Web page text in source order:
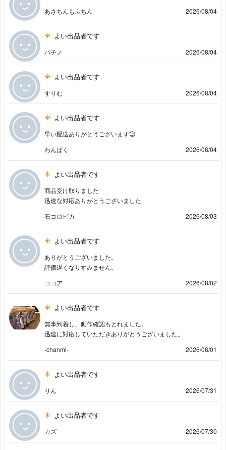
あさちんもふちん 2026/08/04
よい出品者です
パチノ 2026/08/04
よい出品者です
すりむ 2026/08/04
よい出品者です
早い配送ありがとうございます😊
わんぱく
2026/08/04
よい出品者です
商品受け取りました
迅速な対応ありがとうございました
石コロピカ
2026/08/03
よい出品者です
ありがとうございました。
評価遅くなりすみません。
ココア
2026/08/02
よい出品者です
無事到着し、動作確認もとれました。
迅速に対応していただきありがとうございました。
-chanmi-
2026/08/01
よい出品者です
りん 2026/07/31
よい出品者です
カズ 2026/07/30